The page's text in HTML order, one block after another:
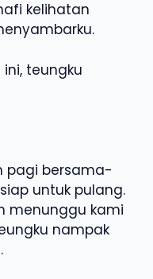
kelihatan
teungku
pagi bersama-
untuk pulang.
menunggu kami
nampak